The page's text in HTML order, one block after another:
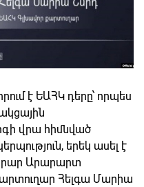
է ԵԱՀԿ դերը՝ որպես
վրա հիմնված
երեկ ասել է
Արարարտ
Հելգա Մարիա